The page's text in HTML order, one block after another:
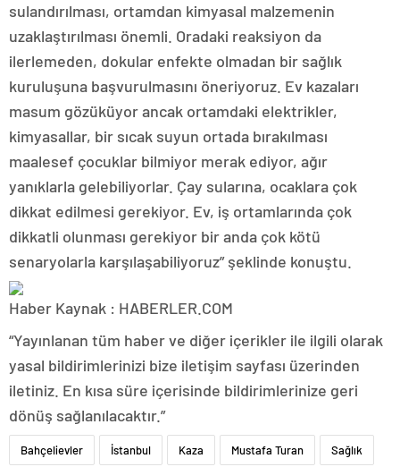
sulandırılması, ortamdan kimyasal malzemenin
uzaklaştırılması önemli. Oradaki reaksiyon da
ilerlemeden, dokular enfekte olmadan bir sağlık
kuruluşuna başvurulmasını öneriyoruz. Ev kazaları
masum gözüküyor ancak ortamdaki elektrikler,
kimyasallar, bir sıcak suyun ortada bırakılması
maalesef çocuklar bilmiyor merak ediyor, ağır
yanıklarla gelebiliyorlar. Çay sularına, ocaklara çok
dikkat edilmesi gerekiyor. Ev, iş ortamlarında çok
dikkatli olunması gerekiyor bir anda çok kötü
senaryolarla karşılaşabiliyoruz” şeklinde konuştu.
Haber Kaynak : HABERLER.COM
“Yayınlanan tüm haber ve diğer içerikler ile ilgili olarak
yasal bildirimlerinizi bize iletişim sayfası üzerinden
iletiniz. En kısa süre içerisinde bildirimlerinize geri
dönüş sağlanılacaktır.”
Bahçelievler İstanbul Kaza Mustafa Turan Sağlık